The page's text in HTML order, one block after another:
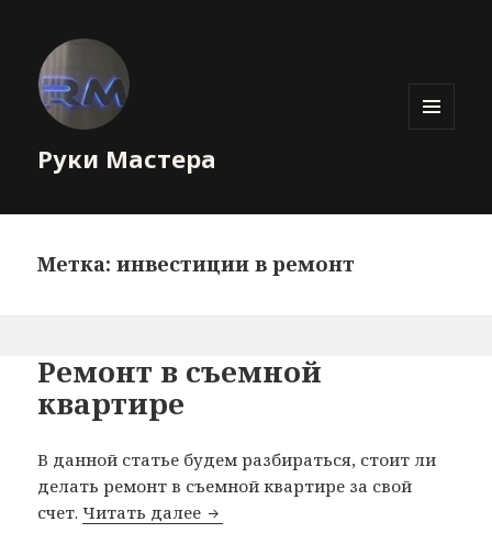
Руки Мастера
Метка: инвестиции в ремонт
Ремонт в съемной
квартире
В данной статье будем разбираться, стоит ли
делать ремонт в съемной квартире за свой
счет.Читать далее Ремонт в съемной квартире